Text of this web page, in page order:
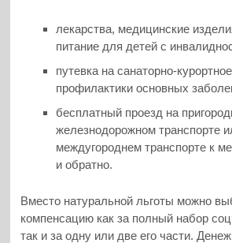
лекарства, медицинские
питание для детей с
путевка на санаторно-
профилактики основных
бесплатный проезд на
железнодорожном транспорте
междугороднем транспорте к
и обратно.
Вместо натуральной льготы можно
компенсацию как за полный набор
так и за одну или две его части.